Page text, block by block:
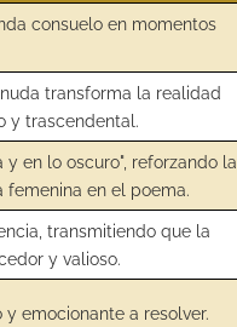
consuelo en momentos
transforma la realidad
y trascendental.
en lo oscuro", reforzando la
en el poema.
transmitiendo que la
y valioso.
emocionante a resolver.